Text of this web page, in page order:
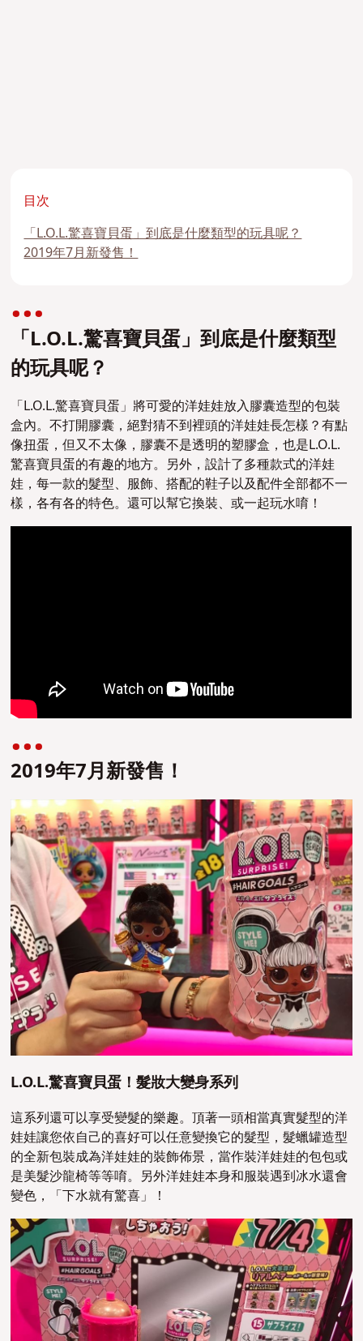
目次
「L.O.L.驚喜寶貝蛋」到底是什麼類型的玩具呢？
2019年7月新發售！
「L.O.L.驚喜寶貝蛋」到底是什麼類型
的玩具呢？
「L.O.L.驚喜寶貝蛋」將可愛的洋娃娃放入膠囊造型的包裝
盒內。不打開膠囊，絕對猜不到裡頭的洋娃娃長怎樣？有點
像扭蛋，但又不太像，膠囊不是透明的塑膠盒，也是L.O.L.
驚喜寶貝蛋的有趣的地方。 另外，設計了多種款式的洋娃
娃，每一款的髮型、服飾、搭配的鞋子以及配件全部都不一
樣，各有各的特色。還可以幫它換裝、或一起玩水唷！
2019年7月新發售！
L.O.L.驚喜寶貝蛋！髮妝大變身系列
這系列還可以享受變髮的樂趣。頂著一頭相當真實髮型的洋
娃娃讓您依自己的喜好可以任意變換它的髮型，髮蠟罐造型
的全新包裝成為洋娃娃的裝飾佈景，當作裝洋娃娃的包包或
是美髮沙龍椅等等唷。另外洋娃娃本身和服裝遇到冰水還會
變色，「下水就有驚喜」！